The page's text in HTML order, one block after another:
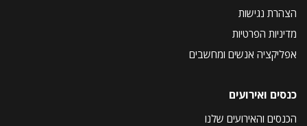
הצהרת נגישות
מדיניות הפרטיות
אפליקציה אנשים ומחשבים
כנסים ואירועים
הכנסים והאירועים שלנו